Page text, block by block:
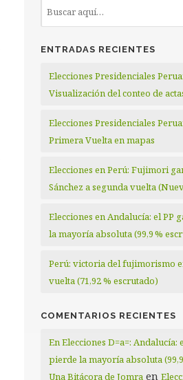
ENTRADAS RECIENTES
Elecciones Presidenciales
Visualización del conteo de
Elecciones Presidenciales
Primera Vuelta en mapas
Elecciones en Perú: Fujimori
Sánchez a segunda vuelta
Elecciones en Andalucía: el PP
la mayoría absoluta (99,9 %
Perú: victoria del fujimorismo
vuelta (71,92 % escrutado)
COMENTARIOS RECIENTES
En Elecciones D=a=: Andalucía:
pierde la mayoría absoluta
Una Bitácora de Jomra en